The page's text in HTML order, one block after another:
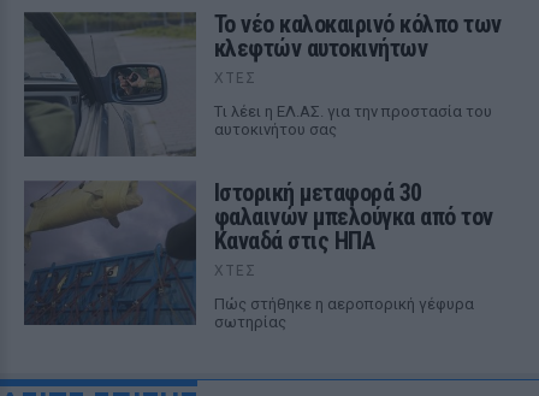
Το νέο καλοκαιρινό κόλπο των
κλεφτών αυτοκινήτων
ΧΤΕΣ
Tι λέει η ΕΛ.ΑΣ. για την προστασία του
αυτοκινήτου σας
Ιστορική μεταφορά 30
φαλαινών μπελούγκα από τον
Καναδά στις ΗΠΑ
ΧΤΕΣ
Πώς στήθηκε η αεροπορική γέφυρα
σωτηρίας